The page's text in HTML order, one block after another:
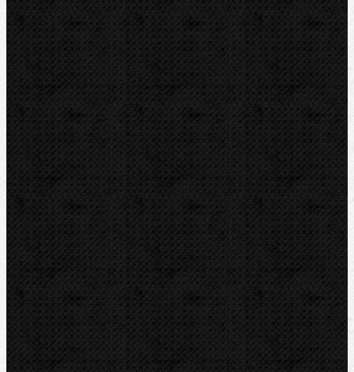
Sortiment
Akce
Bazar
Novinky
Videoinspekce
Detektory a těsnění
Montážní výbava